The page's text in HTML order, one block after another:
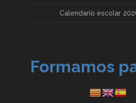
Calendario escolar
Formamos